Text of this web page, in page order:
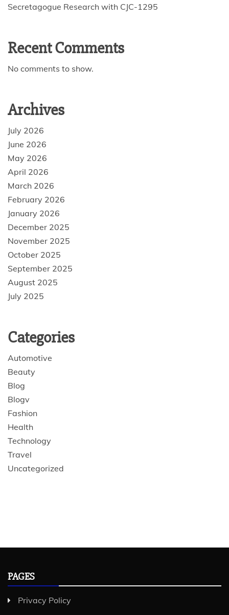
Secretagogue Research with CJC-1295
Recent Comments
No comments to show.
Archives
July 2026
June 2026
May 2026
April 2026
March 2026
February 2026
January 2026
December 2025
November 2025
October 2025
September 2025
August 2025
July 2025
Categories
Automotive
Beauty
Blog
Blogv
Fashion
Health
Technology
Travel
Uncategorized
PAGES
Privacy Policy